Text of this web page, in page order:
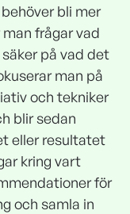
bli mer
frågar vad
på vad det
man på
och tekniker
blir sedan
eller resultatet
kring vart
för
och samla in